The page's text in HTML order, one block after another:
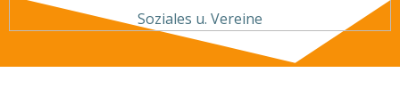
Soziales u. Vereine